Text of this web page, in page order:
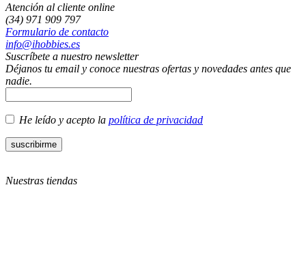
Atención al cliente online
(34) 971 909 797
Formulario de contacto
info@ihobbies.es
Suscríbete a nuestro newsletter
Déjanos tu email y conoce nuestras ofertas y novedades antes que
nadie.
He leído y acepto la política de privacidad
Nuestras tiendas